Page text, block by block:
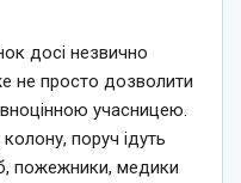
досі незвично
не просто дозволити
учасницею.
поруч ідуть
пожежники, медики